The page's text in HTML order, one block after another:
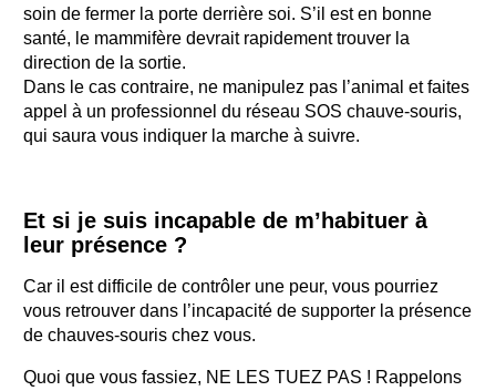
soin de fermer la porte derrière soi. S’il est en bonne
santé, le mammifère devrait rapidement trouver la
direction de la sortie.
Dans le cas contraire, ne manipulez pas l’animal et faites
appel à un professionnel du réseau SOS chauve-souris,
qui saura vous indiquer la marche à suivre.
Et si je suis incapable de m’habituer à
leur présence ?
Car il est difficile de contrôler une peur, vous pourriez
vous retrouver dans l’incapacité de supporter la présence
de chauves-souris chez vous.
Quoi que vous fassiez, NE LES TUEZ PAS ! Rappelons